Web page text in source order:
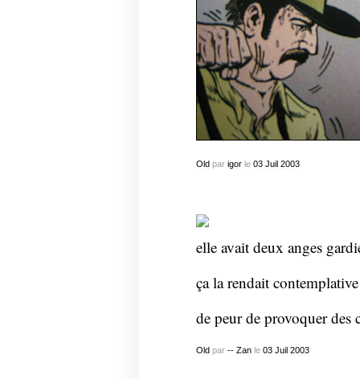
Oldpar igorle 03 Juil 2003
elle avait deux anges
ça la rendait contemplative
de peur de provoquer des
Oldpar -- Zanle 03 Juil 2003